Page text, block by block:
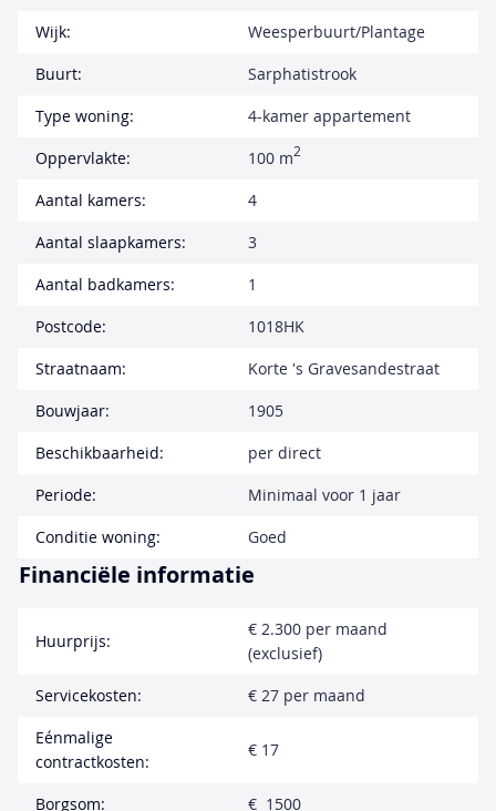
Wijk:
Weesperbuurt/Plantage
Buurt:
Sarphatistrook
Type woning:
4-kamer appartement
Oppervlakte:
100 m2
Aantal kamers:
4
Aantal slaapkamers:
3
Aantal badkamers:
1
Postcode:
1018HK
Straatnaam:
Korte 's Gravesandestraat
Bouwjaar:
1905
Beschikbaarheid:
per direct
Periode:
Minimaal voor 1 jaar
Conditie woning:
Goed
Financiële informatie
Huurprijs:
€ 2.300 per maand
(exclusief)
Servicekosten:
€ 27 per maand
Eénmalige
contractkosten:
€ 17
Borgsom: € 1500